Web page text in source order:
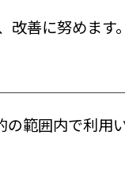
善に努めます。
範囲内で利用い